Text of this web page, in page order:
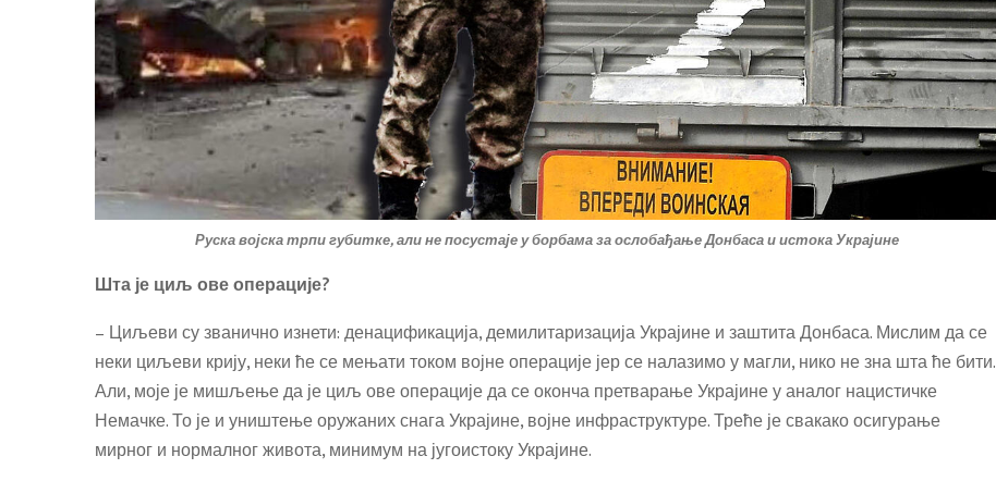
Руска војска трпи губитке, али не посустаје у борбама за ослобађање Донбаса и истока Украјине
Шта је циљ ове операције?
– Циљеви су званично изнети: денацификација, демилитаризација Украјине и заштита Донбаса. Мислим да се
неки циљеви крију, неки ће се мењати током војне операције јер се налазимо у магли, нико не зна шта ће бити.
Али, моје је мишљење да је циљ ове операције да се оконча претварање Украјине у аналог нацистичке
Немачке. То је и уништење оружаних снага Украјине, војне инфраструктуре. Треће је свакако осигурање
мирног и нормалног живота, минимум на југоистоку Украјине.